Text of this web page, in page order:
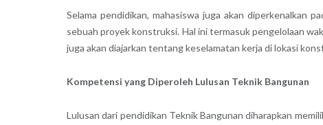
Selama pendidikan, mahasiswa juga akan diperkenalkan
sebuah proyek konstruksi. Hal ini termasuk pengelolaan
juga akan diajarkan tentang keselamatan kerja di lokasi
Kompetensi yang Diperoleh Lulusan Teknik Bangunan
Lulusan dari pendidikan Teknik Bangunan diharapkan